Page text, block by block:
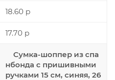
18.60 р
17.70 р
Сумка-шоппер из спа
нбонда с пришивными
ручками 15 см, синяя, 26